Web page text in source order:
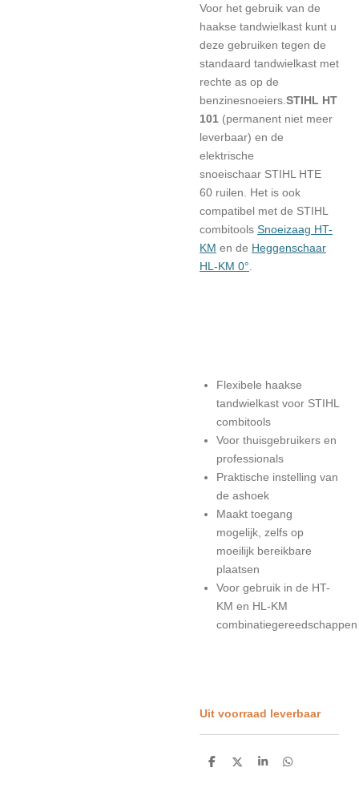
Voor het gebruik van de
haakse tandwielkast kunt u
deze gebruiken tegen de
standaard tandwielkast met
rechte as op de
benzinesnoeiers. STIHL HT
101 (permanent niet meer
leverbaar) en de
elektrische
snoeischaar STIHL HTE
60 ruilen. Het is ook
compatibel met de STIHL
combitools Snoeizaag HT-
KM en de Heggenschaar
HL-KM 0°
Flexibele haakse
tandwielkast voor STIHL
combitools
Voor thuisgebruikers en
professionals
Praktische instelling van
de ashoek
Maakt toegang
mogelijk, zelfs op
moeilijk bereikbare
plaatsen
Voor gebruik in de HT-
KM en HL-KM
combinatiegereedschappen
Uit voorraad leverbaar
D
D
S
D